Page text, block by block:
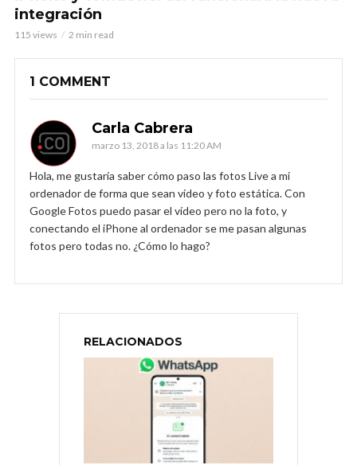
integración
115 views 2 min read
1 COMMENT
Carla Cabrera
marzo 13, 2018 a las 11:20 AM
Hola, me gustaría saber cómo paso las fotos Live a mi
ordenador de forma que sean vídeo y foto estática. Con
Google Fotos puedo pasar el vídeo pero no la foto, y
conectando el iPhone al ordenador se me pasan algunas
fotos pero todas no. ¿Cómo lo hago?
RELACIONADOS